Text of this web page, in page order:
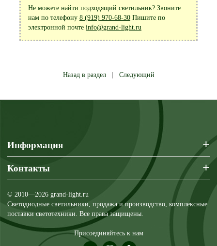
Не можете найти подходящий светильник? Звоните
нам по телефону 8 (919) 970-68-30 Пишите по
электронной почте info@grand-light.ru
Назад в раздел| Следующий
Информация +
Контакты +
© 2010—2026 grand-light.ru
Светодиодные светильники, продажа и производство, комплексные
поставки светотехники. Все права защищены.
Присоединяйтесь к нам